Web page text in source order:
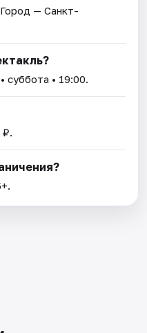
— Санкт-
• суббота • 19:00.
₽.